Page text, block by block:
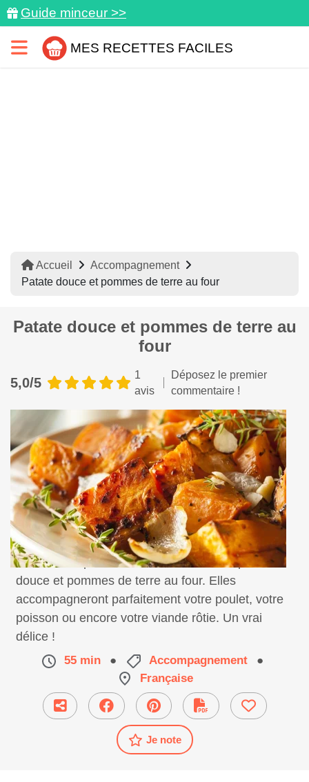
Guide minceur >>
MES RECETTES FACILES
Accueil
Accompagnement
Patate douce et pommes de terre au four
Patate douce et pommes de terre au
four
5,0/5
1
avis
Déposez le premier
commentaire !
Faites-vous plaisir avec cette recette de patate
douce et pommes de terre au four. Elles
accompagneront parfaitement votre poulet, votre
poisson ou encore votre viande rôtie. Un vrai
délice !
55 min ● Accompagnement
●
Française
Je note